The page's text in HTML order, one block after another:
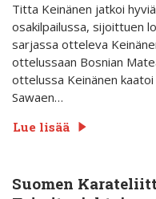
Titta Keinänen jatkoi
osakilpailussa, sijoittuen
sarjassa otteleva
ottelussaan Bosnian
ottelussa Keinänen
Sawaen…
Lue lisää
Suomen